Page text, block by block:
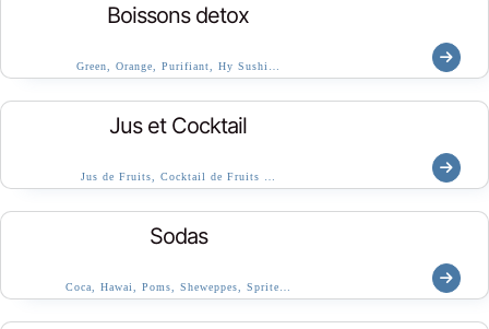
Boissons detox
Green, Orange, Purifiant, Hy Sushi…
Jus et Cocktail
Jus de Fruits, Cocktail de Fruits …
Sodas
Coca, Hawai, Poms, Sheweppes, Sprite…